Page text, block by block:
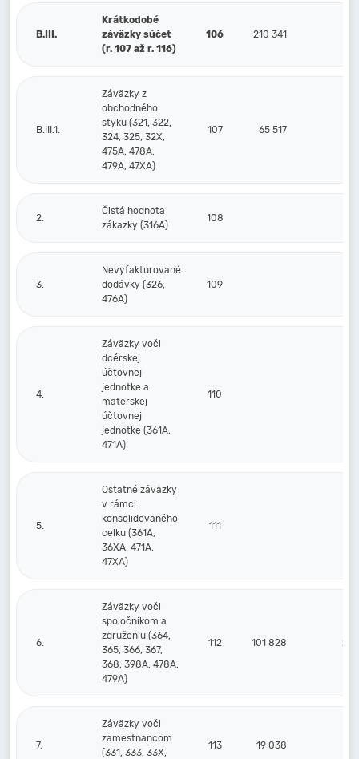
B.III.
Krátkodobé
záväzky súčet
(r. 107 až r. 116)
106 210 341
B.III.1.
Záväzky z
obchodného
styku (321, 322,
324, 325, 32X,
475A, 478A,
479A, 47XA)
107 65 517
2.
Čistá hodnota
zákazky (316A)
108
3.
Nevyfakturované
dodávky (326,
476A)
109
4.
Záväzky voči
dcérskej
účtovnej
jednotke a
materskej
účtovnej
jednotke (361A,
471A)
110
5.
Ostatné záväzky
v rámci
konsolidovaného
celku (361A,
36XA, 471A,
47XA)
111
6.
Záväzky voči
spoločníkom a
združeniu (364,
365, 366, 367,
368, 398A, 478A,
479A)
112 101 828
7.
Záväzky voči
zamestnancom
(331, 333, 33X,
113 19 038